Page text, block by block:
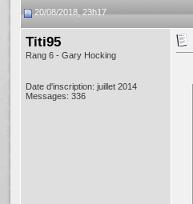
20/08/2018, 23h17
Titi95
Rang 6 - Gary Hocking
Date d'inscription: juillet 2014
Messages: 336